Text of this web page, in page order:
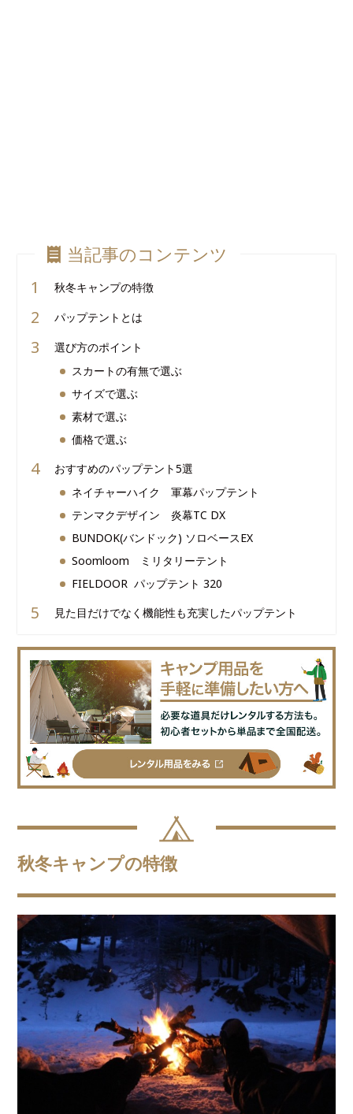
当記事のコンテンツ
秋冬キャンプの特徴
パップテントとは
選び方のポイント
スカートの有無で選ぶ
サイズで選ぶ
素材で選ぶ
価格で選ぶ
おすすめのパップテント5選
ネイチャーハイク 軍幕パップテント
テンマクデザイン 炎幕TC DX
BUNDOK(バンドック) ソロベースEX
Soomloom ミリタリーテント
FIELDOOR パップテント 320
見た目だけでなく機能性も充実したパップテント
秋冬キャンプの特徴